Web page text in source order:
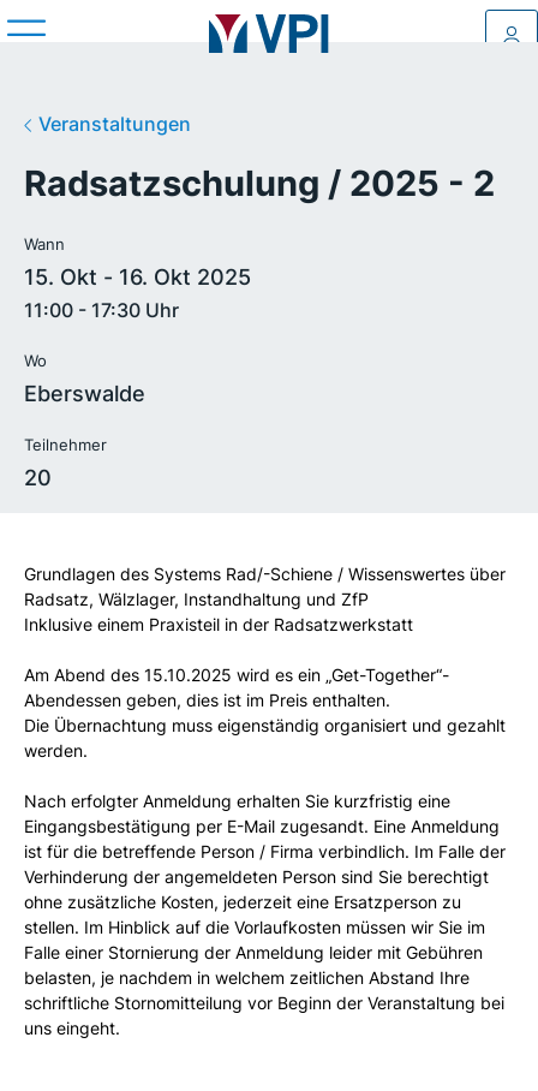
Veranstaltungen
Radsatzschulung / 2025 - 2
Wann
15. Okt - 16. Okt 2025
11:00 - 17:30 Uhr
Wo
Eberswalde
Teilnehmer
20
Grundlagen des Systems Rad/-Schiene / Wissenswertes über
Radsatz, Wälzlager, Instandhaltung und ZfP
Inklusive einem Praxisteil in der Radsatzwerkstatt
Am Abend des 15.10.2025 wird es ein „Get-Together“-
Abendessen geben, dies ist im Preis enthalten.
Die Übernachtung muss eigenständig organisiert und gezahlt
werden.
Nach erfolgter Anmeldung erhalten Sie kurzfristig eine
Eingangsbestätigung per E-Mail zugesandt. Eine Anmeldung
ist für die betreffende Person / Firma verbindlich. Im Falle der
Verhinderung der angemeldeten Person sind Sie berechtigt
ohne zusätzliche Kosten, jederzeit eine Ersatzperson zu
stellen. Im Hinblick auf die Vorlaufkosten müssen wir Sie im
Falle einer Stornierung der Anmeldung leider mit Gebühren
belasten, je nachdem in welchem zeitlichen Abstand Ihre
schriftliche Stornomitteilung vor Beginn der Veranstaltung bei
uns eingeht.